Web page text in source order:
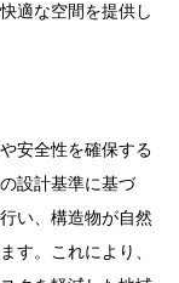
適な空間を提供し
安全性を確保する
設計基準に基づ
い、構造物が自然
す。これにより、